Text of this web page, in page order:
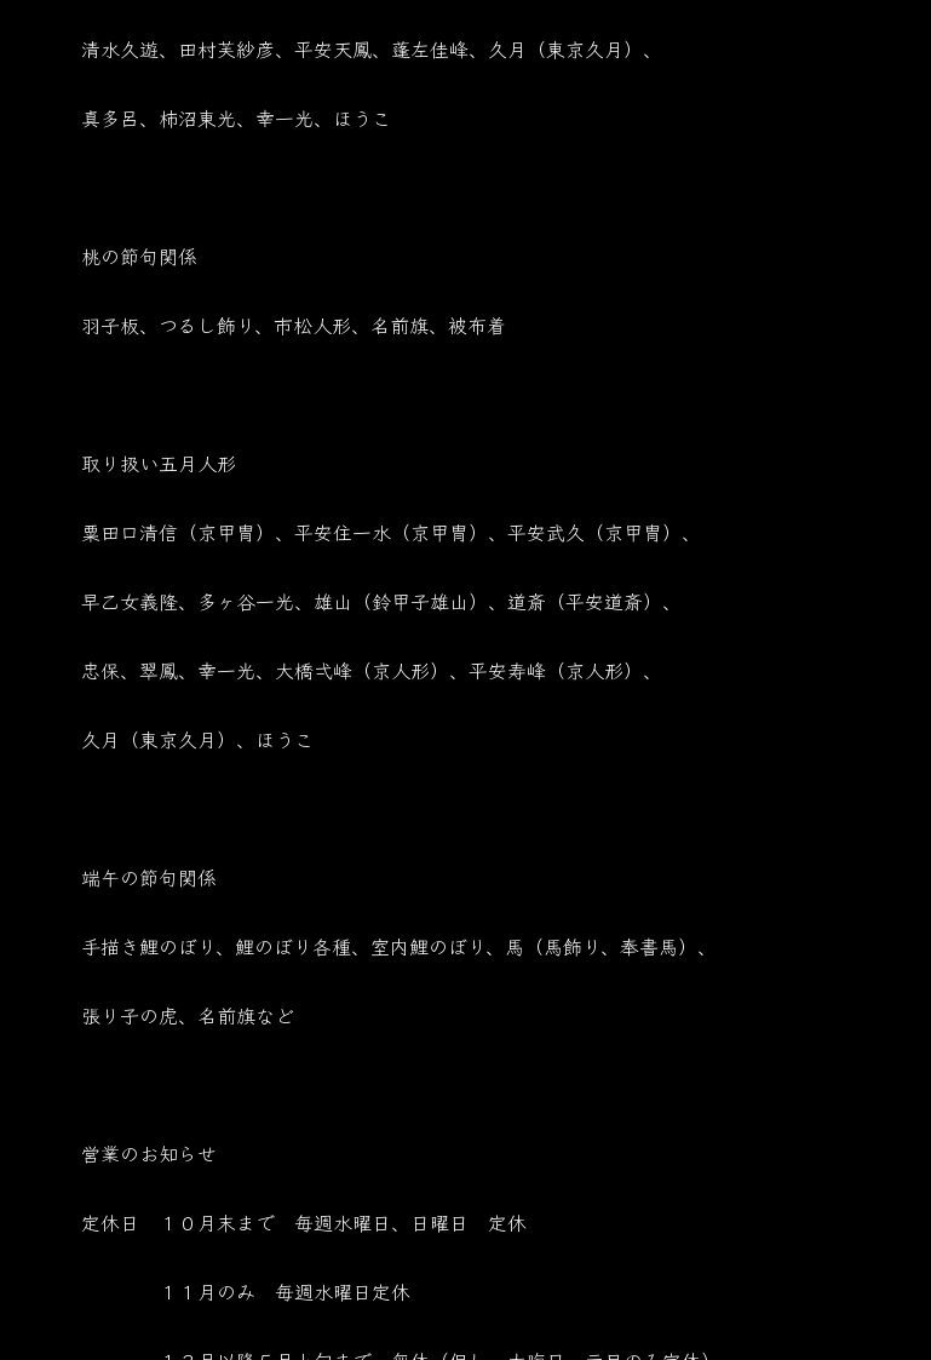
清水久遊、田村芙紗彦、平安天鳳、蓬左佳峰、久月（東京久月）、
真多呂、柿沼東光、幸一光、ほうこ
桃の節句関係
羽子板、つるし飾り、市松人形、名前旗、被布着
取り扱い五月人形
粟田口清信（京甲冑）、平安住一水（京甲冑）、平安武久（京甲冑）、
早乙女義隆、多ヶ谷一光、雄山（鈴甲子雄山）、道斎（平安道斎）、
忠保、翠鳳、幸一光、大橋弌峰（京人形）、平安寿峰（京人形）、
久月（東京久月）、ほうこ
端午の節句関係
手描き鯉のぼり、鯉のぼり各種、室内鯉のぼり、馬（馬飾り、奉書馬）、
張り子の虎、名前旗など
営業のお知らせ
定休日 １０月末まで 毎週水曜日、日曜日 定休
１１月のみ 毎週水曜日定休